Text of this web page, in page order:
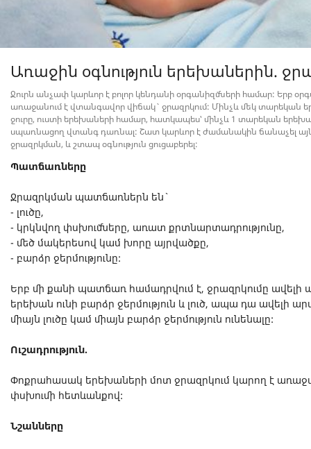
Առաջին օգնություն երեխաներին.
Ջուրն անչափ կարևոր է բոլոր կենդանի օրգանիզմների համար: Երբ
առաջանում է վտանգավոր վիճակ` ջրազրկում: Մինչև մեկ տարեկան
ջուրը, ուստի երեխաների համար, հատկապես՝ մինչև 1 տարեկան
սպառնացող վտանգ դառնալ: Շատ կարևոր է ժամանակին ճանաչել այն
ջրազրկման, և շտապ օգնություն ցուցաբերել:
Պատճառները
Ջրազրկման պատճառներն են`
- լուծը,
- կրկնվող փսխումները, առատ քրտնարտադրությունը,
- մեծ մակերեսով կամ խորը այրվածքը,
- բարձր ջերմությունը:
Երբ մի քանի պատճառ համադրվում է, ջրազրկումը ավելի
երեխան ունի բարձր ջերմություն և լուծ, ապա դա ավելի
միայն լուծը կամ միայն բարձր ջերմություն ունենալը:
Ուշադրություն.
Փոքրահասակ երեխաների մոտ ջրազրկում կարող է
փսխումի հետևանքով:
Նշանները